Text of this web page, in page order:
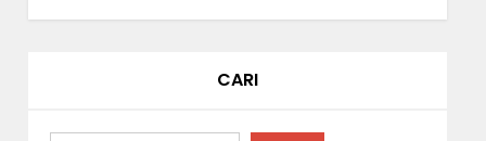
CARI